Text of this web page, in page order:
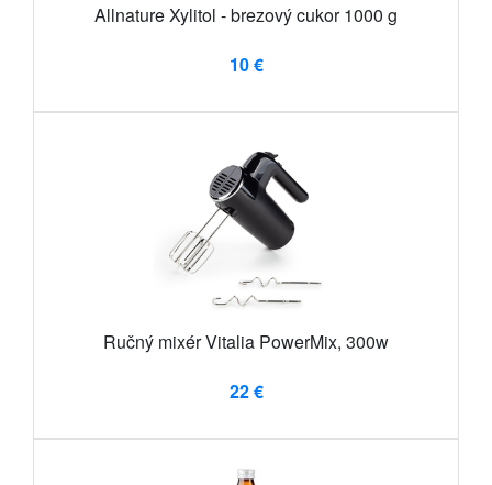
Allnature Xylitol - brezový cukor 1000 g
10 €
Ručný mixér Vitalia PowerMix, 300w
22 €